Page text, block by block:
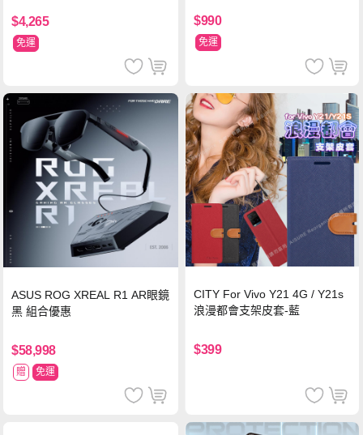
$4,265
免運
$990
免運
ASUS ROG XREAL R1 AR眼鏡
黑 組合優惠
$58,998
贈 免運
CITY For Vivo Y21 4G / Y21s
浪漫都會支架皮套-藍
$399